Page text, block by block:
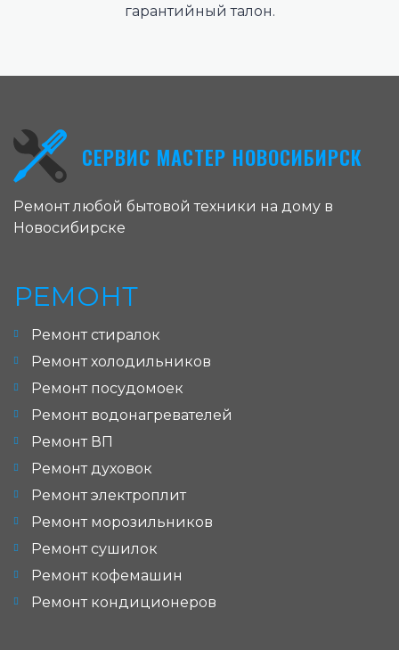
гарантийный талон.
СЕРВИС МАСТЕР НОВОСИБИРСК
Ремонт любой бытовой техники на дому в
Новосибирске
РЕМОНТ
Ремонт стиралок
Ремонт холодильников
Ремонт посудомоек
Ремонт водонагревателей
Ремонт ВП
Ремонт духовок
Ремонт электроплит
Ремонт морозильников
Ремонт сушилок
Ремонт кофемашин
Ремонт кондиционеров